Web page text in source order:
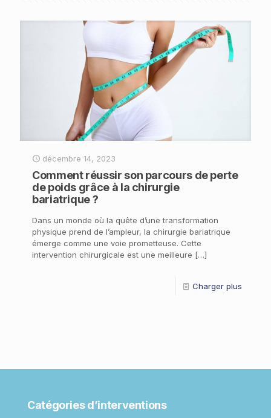
décembre 14, 2023
Comment réussir son parcours de perte
de poids grâce à la chirurgie
bariatrique ?
Dans un monde où la quête d’une transformation
physique prend de l’ampleur, la chirurgie bariatrique
émerge comme une voie prometteuse. Cette
intervention chirurgicale est une meilleure […]
Charger plus
Catégories d’interventions